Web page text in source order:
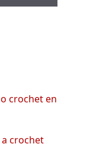
crochet en
crochet